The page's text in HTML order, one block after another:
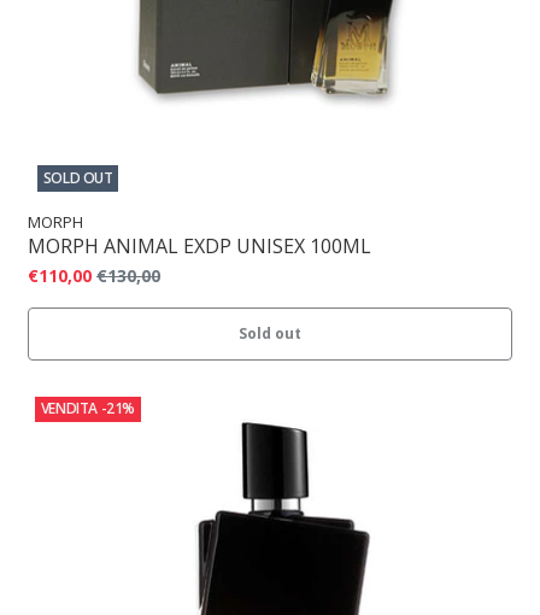
SOLD OUT
MORPH
MORPH ANIMAL EXDP UNISEX 100ML
€110,00 €130,00
Sold out
VENDITA -21%